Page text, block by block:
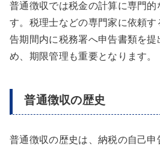
普通徴収では税金の計算に専門的
す。税理士などの専門家に依頼
告期間内に税務署へ申告書類を提
め、期限管理も重要となります。
普通徴収の歴史
普通徴収の歴史は、納税の自己